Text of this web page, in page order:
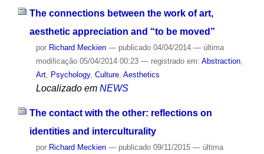
The connections between the work of art,
aesthetic appreciation and “to be moved”
por Richard Meckien — publicado04/04/2014 — última
modificação05/04/2014 00:23 — registrado em: Abstraction,
Art, Psychology, Culture, Aesthetics
Localizado em NEWS
The contact with the other: reflections on
identities and interculturality
por Richard Meckien — publicado09/11/2015 — última